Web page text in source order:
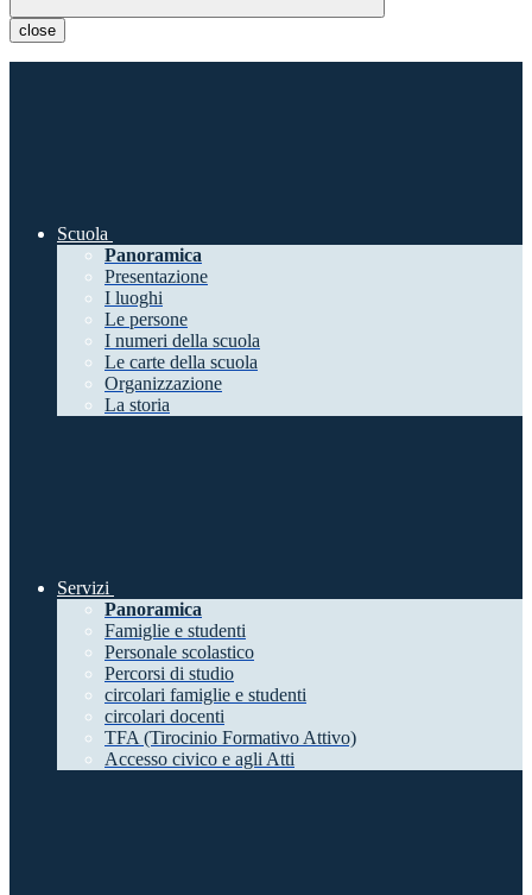
close
Scuola
Panoramica
Presentazione
I luoghi
Le persone
I numeri della scuola
Le carte della scuola
Organizzazione
La storia
Servizi
Panoramica
Famiglie e studenti
Personale scolastico
Percorsi di studio
circolari famiglie e studenti
circolari docenti
TFA (Tirocinio Formativo Attivo)
Accesso civico e agli Atti